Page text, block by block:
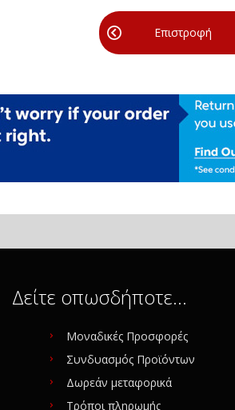
Επιστροφή
Δείτε οπωσδήποτε…
Μοναδικές Προσφορές
Συνδυασμός Προϊόντων
Δωρεάν μεταφορικά
Τρόποι πληρωμής